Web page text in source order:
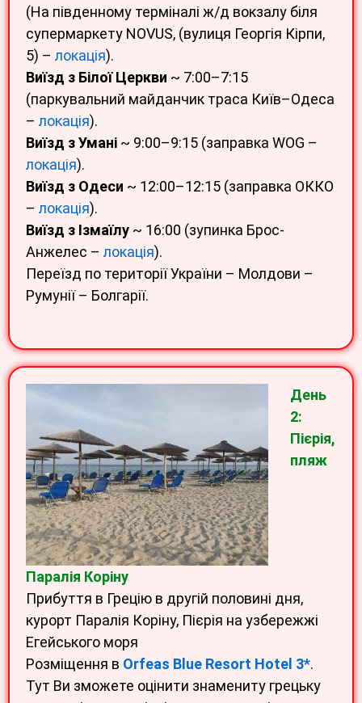
(На південному терміналі ж/д вокзалу біля
супермаркету NOVUS, (вулиця Георгія Кірпи,
5) – локація).
Виїзд з Білої Церкви ~ 7:00–7:15
(паркувальний майданчик траса Київ–Одеса
– локація).
Виїзд з Умані ~ 9:00–9:15 (заправка WOG –
локація).
Виїзд з Одеси ~ 12:00–12:15 (заправка ОККО
– локація).
Виїзд з Ізмаїлу ~ 16:00 (зупинка Брос-
Анжелес – локація).
Переїзд по території України – Молдови –
Румунії – Болгарії.
День
2:
Пієрія,
пляж
Паралія Коріну
Прибуття в Грецію в другій половині дня,
курорт Паралія Коріну, Пієрія на узбережжі
Егейського моря
Розміщення в Orfeas Blue Resort Hotel 3*.
Тут Ви зможете оцінити знамениту грецьку